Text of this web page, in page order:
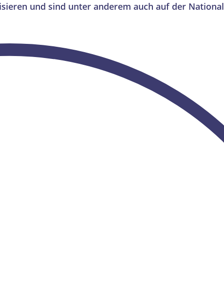
und sind unter anderem auch auf der National